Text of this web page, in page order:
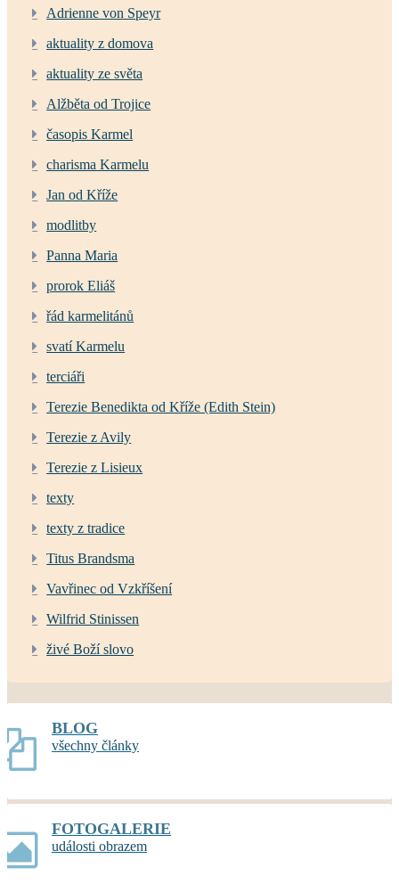
Adrienne von Speyr
aktuality z domova
aktuality ze světa
Alžběta od Trojice
časopis Karmel
charisma Karmelu
Jan od Kříže
modlitby
Panna Maria
prorok Eliáš
řád karmelitánů
svatí Karmelu
terciáři
Terezie Benedikta od Kříže (Edith Stein)
Terezie z Avily
Terezie z Lisieux
texty
texty z tradice
Titus Brandsma
Vavřinec od Vzkříšení
Wilfrid Stinissen
živé Boží slovo
BLOG
všechny články
FOTOGALERIE
události obrazem